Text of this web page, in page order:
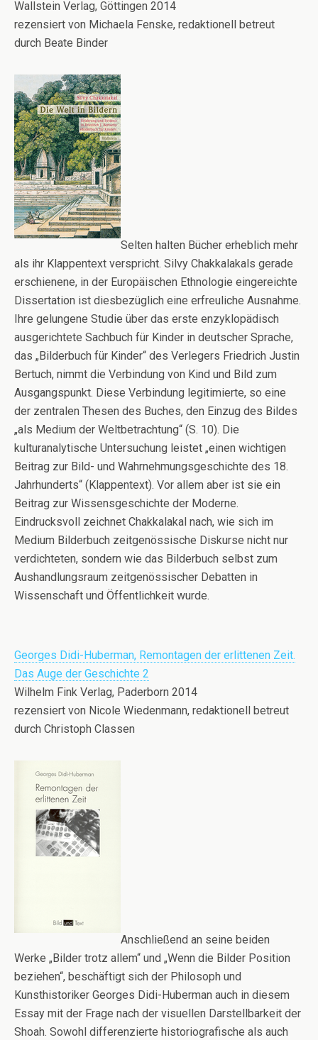
Wallstein Verlag, Göttingen 2014
rezensiert von Michaela Fenske, redaktionell betreut
durch Beate Binder
Selten halten Bücher erheblich mehr
als ihr Klappentext verspricht. Silvy Chakkalakals gerade
erschienene, in der Europäischen Ethnologie eingereichte
Dissertation ist diesbezüglich eine erfreuliche Ausnahme.
Ihre gelungene Studie über das erste enzyklopädisch
ausgerichtete Sachbuch für Kinder in deutscher Sprache,
das „Bilderbuch für Kinder“ des Verlegers Friedrich Justin
Bertuch, nimmt die Verbindung von Kind und Bild zum
Ausgangspunkt. Diese Verbindung legitimierte, so eine
der zentralen Thesen des Buches, den Einzug des Bildes
„als Medium der Weltbetrachtung“ (S. 10). Die
kulturanalytische Untersuchung leistet „einen wichtigen
Beitrag zur Bild- und Wahrnehmungsgeschichte des 18.
Jahrhunderts“ (Klappentext). Vor allem aber ist sie ein
Beitrag zur Wissensgeschichte der Moderne.
Eindrucksvoll zeichnet Chakkalakal nach, wie sich im
Medium Bilderbuch zeitgenössische Diskurse nicht nur
verdichteten, sondern wie das Bilderbuch selbst zum
Aushandlungsraum zeitgenössischer Debatten in
Wissenschaft und Öffentlichkeit wurde.
Georges Didi-Huberman, Remontagen der erlittenen Zeit.
Das Auge der Geschichte 2
Wilhelm Fink Verlag, Paderborn 2014
rezensiert von Nicole Wiedenmann, redaktionell betreut
durch Christoph Classen
Anschließend an seine beiden
Werke „Bilder trotz allem“ und „Wenn die Bilder Position
beziehen“, beschäftigt sich der Philosoph und
Kunsthistoriker Georges Didi-Huberman auch in diesem
Essay mit der Frage nach der visuellen Darstellbarkeit der
Shoah. Sowohl differenzierte historiografische als auch